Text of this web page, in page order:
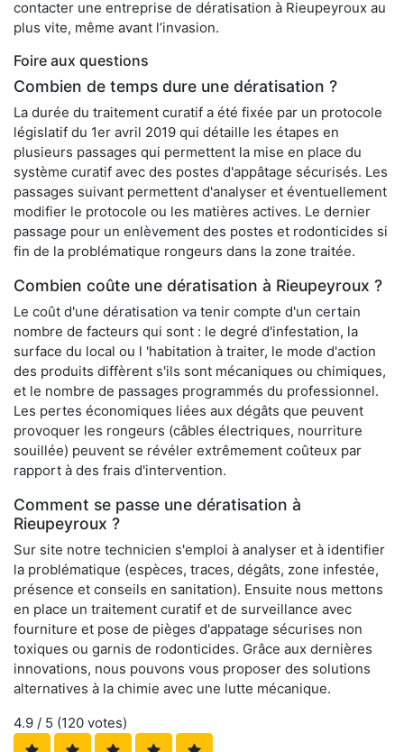
contacter une entreprise de dératisation à Rieupeyroux au
plus vite, même avant l’invasion.
Foire aux questions
Combien de temps dure une dératisation ?
La durée du traitement curatif a été fixée par un protocole
législatif du 1er avril 2019 qui détaille les étapes en
plusieurs passages qui permettent la mise en place du
système curatif avec des postes d'appâtage sécurisés. Les
passages suivant permettent d'analyser et éventuellement
modifier le protocole ou les matières actives. Le dernier
passage pour un enlèvement des postes et rodonticides si
fin de la problématique rongeurs dans la zone traitée.
Combien coûte une dératisation à Rieupeyroux ?
Le coût d'une dératisation va tenir compte d'un certain
nombre de facteurs qui sont : le degré d'infestation, la
surface du local ou l 'habitation à traiter, le mode d'action
des produits diffèrent s'ils sont mécaniques ou chimiques,
et le nombre de passages programmés du professionnel.
Les pertes économiques liées aux dégâts que peuvent
provoquer les rongeurs (câbles électriques, nourriture
souillée) peuvent se révéler extrêmement coûteux par
rapport à des frais d'intervention.
Comment se passe une dératisation à
Rieupeyroux ?
Sur site notre technicien s'emploi à analyser et à identifier
la problématique (espèces, traces, dégâts, zone infestée,
présence et conseils en sanitation). Ensuite nous mettons
en place un traitement curatif et de surveillance avec
fourniture et pose de pièges d'appatage sécurises non
toxiques ou garnis de rodonticides. Grâce aux dernières
innovations, nous pouvons vous proposer des solutions
alternatives à la chimie avec une lutte mécanique.
4.9 / 5 (120 votes)